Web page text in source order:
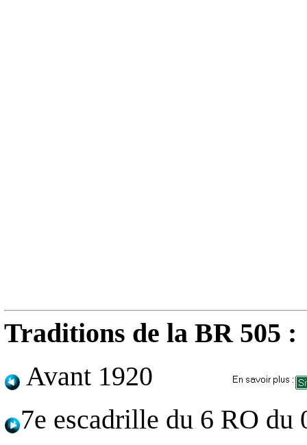
Traditions de la BR 505 :
Avant 1920
7e escadrille du 6 RO du